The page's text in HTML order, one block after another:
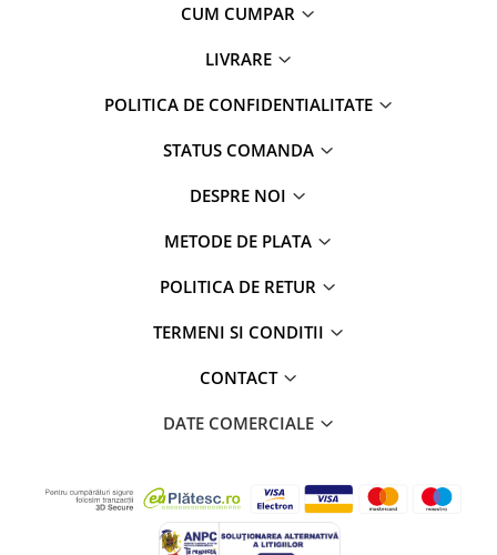
CUM CUMPAR
LIVRARE
POLITICA DE CONFIDENTIALITATE
STATUS COMANDA
DESPRE NOI
METODE DE PLATA
POLITICA DE RETUR
TERMENI SI CONDITII
CONTACT
DATE COMERCIALE